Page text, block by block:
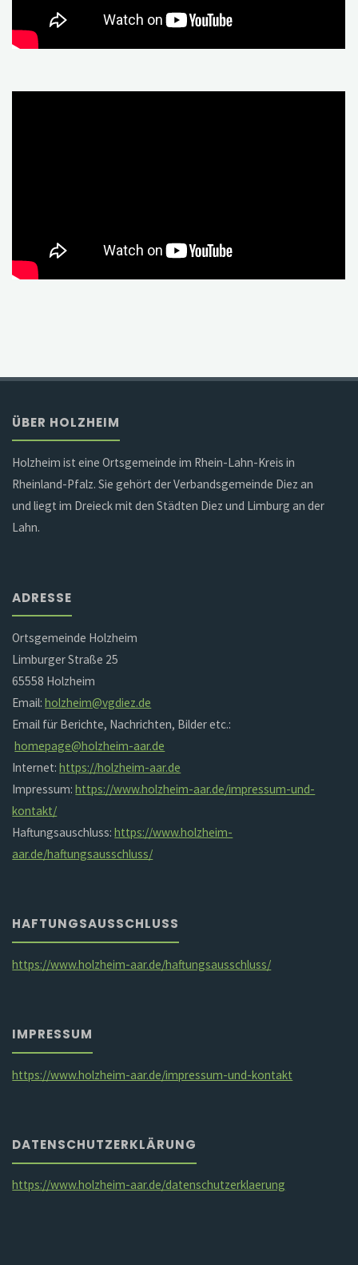
ÜBER HOLZHEIM
Holzheim ist eine Ortsgemeinde im Rhein-Lahn-Kreis in
Rheinland-Pfalz. Sie gehört der Verbandsgemeinde Diez an
und liegt im Dreieck mit den Städten Diez und Limburg an der
Lahn.
ADRESSE
Ortsgemeinde Holzheim
Limburger Straße 25
65558 Holzheim
Email:holzheim@vgdiez.de
Email für Berichte, Nachrichten, Bilder etc.:
homepage@holzheim-aar.de
Internet:https://holzheim-aar.de
Impressum:https://www.holzheim-aar.de/impressum-und-
kontakt/
Haftungsauschluss:https://www.holzheim-
aar.de/haftungsausschluss/
HAFTUNGSAUSSCHLUSS
https://www.holzheim-aar.de/haftungsausschluss/
IMPRESSUM
https://www.holzheim-aar.de/impressum-und-kontakt
DATENSCHUTZERKLÄRUNG
https://www.holzheim-aar.de/datenschutzerklaerung